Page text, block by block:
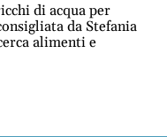
di acqua per
da Stefania
alimenti e